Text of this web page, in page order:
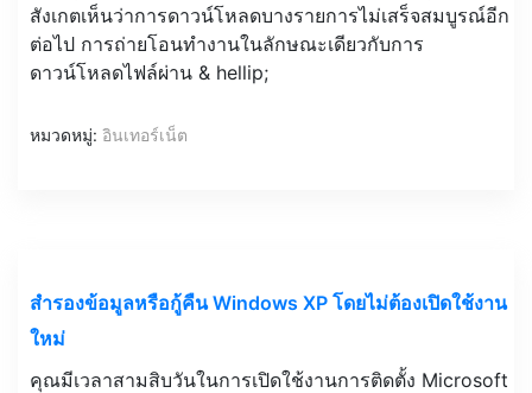
สังเกตเห็นว่าการดาวน์โหลดบางรายการไม่เสร็จสมบูรณ์อีก
ต่อไป การถ่ายโอนทำงานในลักษณะเดียวกับการ
ดาวน์โหลดไฟล์ผ่าน & hellip;
หมวดหมู่: อินเทอร์เน็ต
สำรองข้อมูลหรือกู้คืน Windows XP โดยไม่ต้องเปิดใช้งาน
ใหม่
คุณมีเวลาสามสิบวันในการเปิดใช้งานการติดตั้ง Microsoft